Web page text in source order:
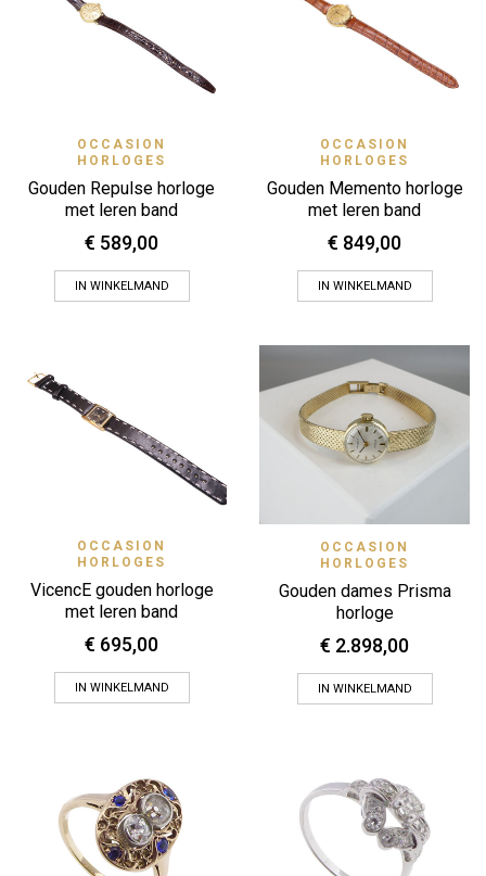
OCCASION
HORLOGES
Gouden Repulse horloge
met leren band
€ 589,00
IN WINKELMAND
OCCASION
HORLOGES
Gouden Memento horloge
met leren band
€ 849,00
IN WINKELMAND
OCCASION
HORLOGES
VicencE gouden horloge
met leren band
€ 695,00
IN WINKELMAND
OCCASION
HORLOGES
Gouden dames Prisma
horloge
€ 2.898,00
IN WINKELMAND